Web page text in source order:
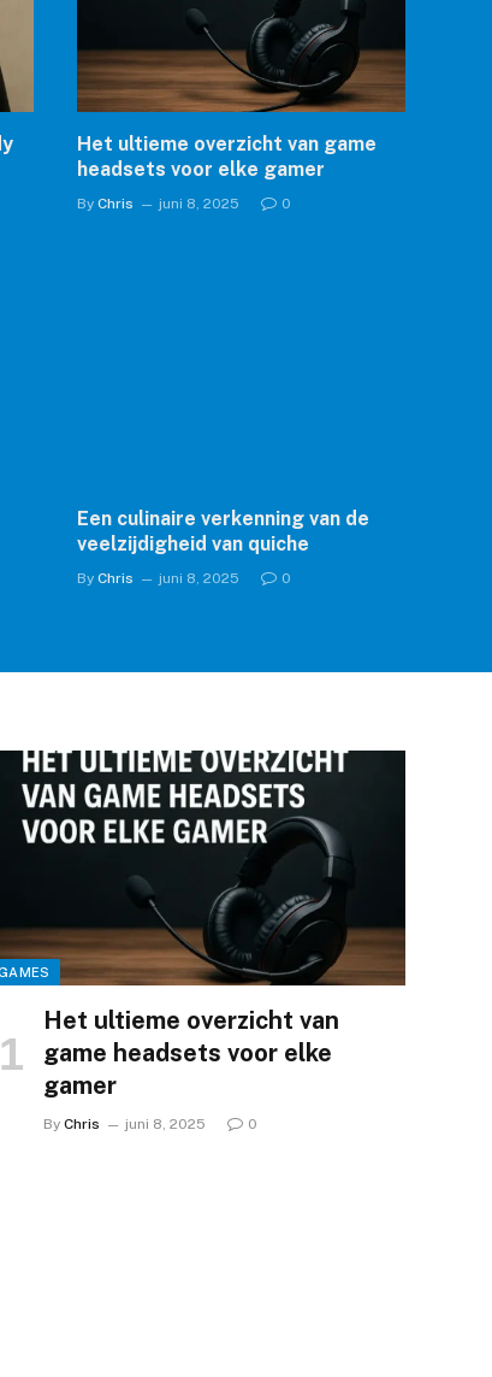
Het ultieme overzicht van game
headsets voor elke gamer
By Chris juni 8, 2025 0
Een culinaire verkenning van de
veelzijdigheid van quiche
By Chris juni 8, 2025 0
Het ultieme overzicht van
game headsets voor elke
gamer
By Chris juni 8, 2025 0